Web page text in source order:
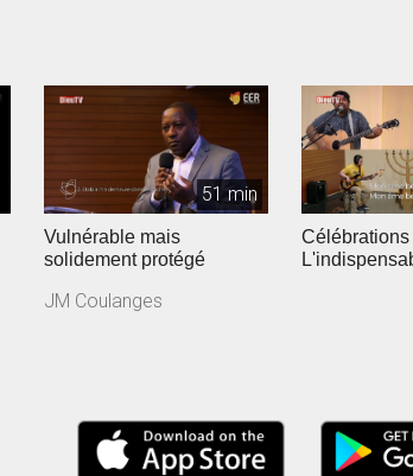
51 min
Vulnérable mais
solidement protégé
JM Coulanges
Célébrations